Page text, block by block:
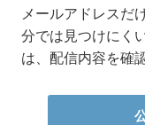
メールアドレスだ
分では見つけにく
は、配信内容を確